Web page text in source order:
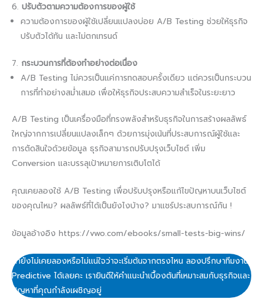
6. ปรับตัวตามความต้องการของผู้ใช้
ความต้องการของผู้ใช้เปลี่ยนแปลงบ่อย A/B Testing ช่วยให้ธุรกิจ
ปรับตัวได้ทัน และไม่ตกเทรนด์
7. กระบวนการที่ต้องทำอย่างต่อเนื่อง
A/B Testing ไม่ควรเป็นแค่การทดสอบครั้งเดียว แต่ควรเป็นกระบวน
การที่ทำอย่างสม่ำเสมอ เพื่อให้ธุรกิจประสบความสำเร็จในระยะยาว
A/B Testing เป็นเครื่องมือที่ทรงพลังสำหรับธุรกิจในการสร้างผลลัพธ์
ใหญ่จากการเปลี่ยนแปลงเล็กๆ ด้วยการมุ่งเน้นที่ประสบการณ์ผู้ใช้และ
การตัดสินใจด้วยข้อมูล ธุรกิจสามารถปรับปรุงเว็บไซต์ เพิ่ม
Conversion และบรรลุเป้าหมายการเติบโตได้
คุณเคยลองใช้ A/B Testing เพื่อปรับปรุงหรือแก้ไขปัญหาบนเว็บไซต์
ของคุณไหม? ผลลัพธ์ที่ได้เป็นยังไงบ้าง? มาแชร์ประสบการณ์กัน !
ข้อมูลอ้างอิง https://vwo.com/ebooks/small-tests-big-wins/
ถ้ายังไม่เคยลองหรือไม่แน่ใจว่าจะเริ่มต้นจากตรงไหน ลองปรึกษาทีมงาน
Predictive ได้เลยคะ เรายินดีให้คำแนะนำเบื้องต้นที่เหมาะสมกับธุรกิจและ
ปัญหาที่คุณกำลังเผชิญอยู่